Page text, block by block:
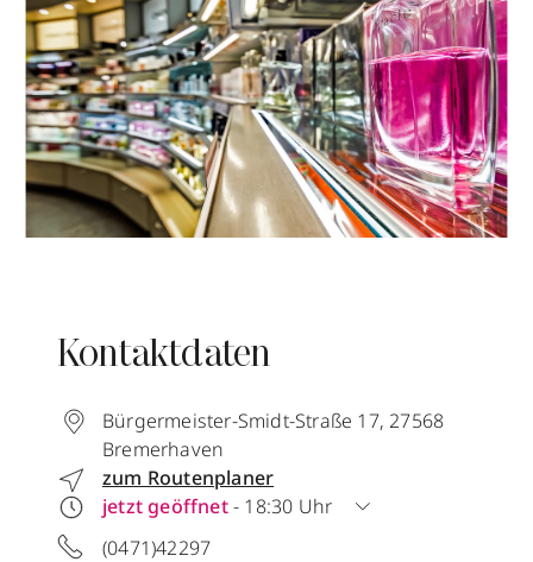
Kontaktdaten
Bürgermeister-Smidt-Straße 17,27568
Bremerhaven
zum Routenplaner
jetzt geöffnet- 18:30 Uhr
(0471)42297